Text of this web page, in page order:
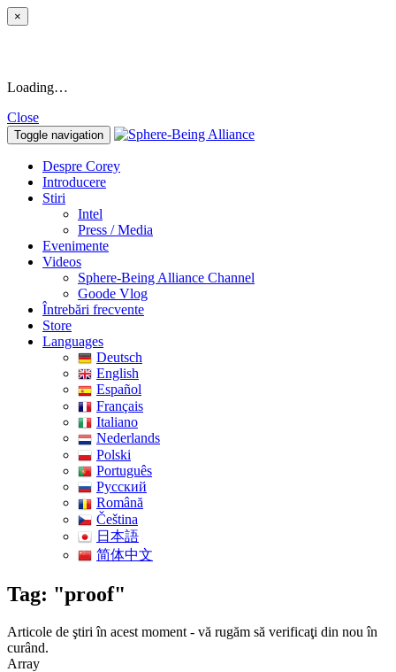
×
Loading…
Close
Toggle navigation
Despre Corey
Introducere
Stiri
Intel
Press / Media
Evenimente
Videos
Sphere-Being Alliance Channel
Goode Vlog
Întrebări frecvente
Store
Languages
Deutsch
English
Español
Français
Italiano
Nederlands
Polski
Português
Pусский
Română
Čeština
日本語
简体中文
Tag: "proof"
Articole de ştiri în acest moment - vă rugăm să verificaţi din nou în
curând.
Array